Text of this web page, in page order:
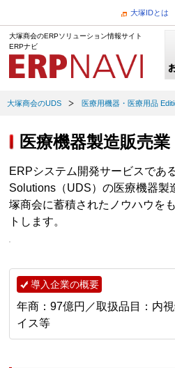
大塚IDとは
大塚商会のERPソリューション情報サイト
ERPナビ
大塚商会のUDS 医療用機器・医療用品
医療機器製造販売
ERPシステム開発サービスであ
Solutions（UDS）の医療機器製
塚商会に蓄積されたノウハウを
トします。
導入企業の概要
年商：97億円／取扱品目：内
イス等